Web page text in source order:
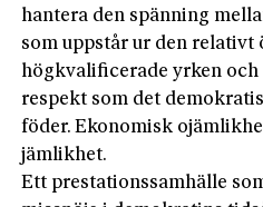
hantera den spänning
som uppstår ur den relativt
högkvalificerade yrken
respekt som det
föder. Ekonomisk
jämlikhet.
Ett prestationssamhälle